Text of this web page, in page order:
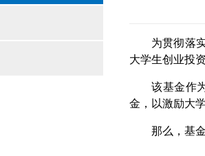
为贯彻落
大学生创业投
该基金作
金，以激励大
那么，基